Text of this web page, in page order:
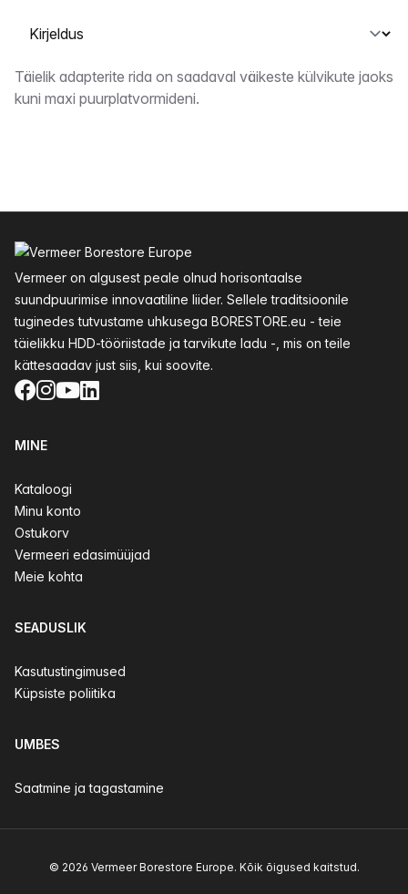
Vahekaardi valimine
Kirjeldus
Täielik adapterite rida on saadaval väikeste külvikute jaoks
kuni maxi puurplatvormideni.
Vermeer on algusest peale olnud horisontaalse
suundpuurimise innovaatiline liider. Sellele traditsioonile
tuginedes tutvustame uhkusega BORESTORE.eu - teie
täielikku HDD-tööriistade ja tarvikute ladu -, mis on teile
kättesaadav just siis, kui soovite.
Facebook
Instagram
YouTube
LinkedIn
MINE
Kataloogi
Minu konto
Ostukorv
Vermeeri edasimüüjad
Meie kohta
SEADUSLIK
Kasutustingimused
Küpsiste poliitika
UMBES
Saatmine ja tagastamine
© 2026 Vermeer Borestore Europe. Kõik õigused kaitstud.